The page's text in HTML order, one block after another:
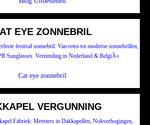
EYE ZONNEBRIL
festival zonnebril. Van retro tot moderne zonnebrillen,
Sunglasses. Verzending in Nederland & BelgiÃ«.
Cat eye zonnebril
VERGUNNING
Fabriek: Meesters in Dakkapellen, Nokverhogingen,